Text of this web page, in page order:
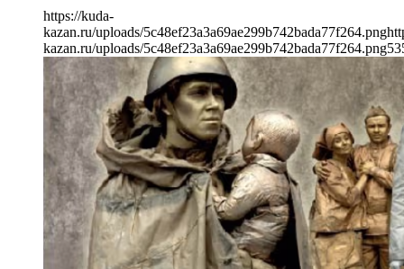
https://kuda-
kazan.ru/uploads/5c48ef23a3a69ae299b742bada77f264.png
kazan.ru/uploads/5c48ef23a3a69ae299b742bada77f264.png